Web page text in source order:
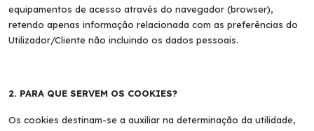
equipamentos de acesso através do navegador (browser),
retendo apenas informação relacionada com as preferências do
Utilizador/Cliente não incluindo os dados pessoais.
2. PARA QUE SERVEM OS COOKIES?
Os cookies destinam-se a auxiliar na determinação da utilidade,